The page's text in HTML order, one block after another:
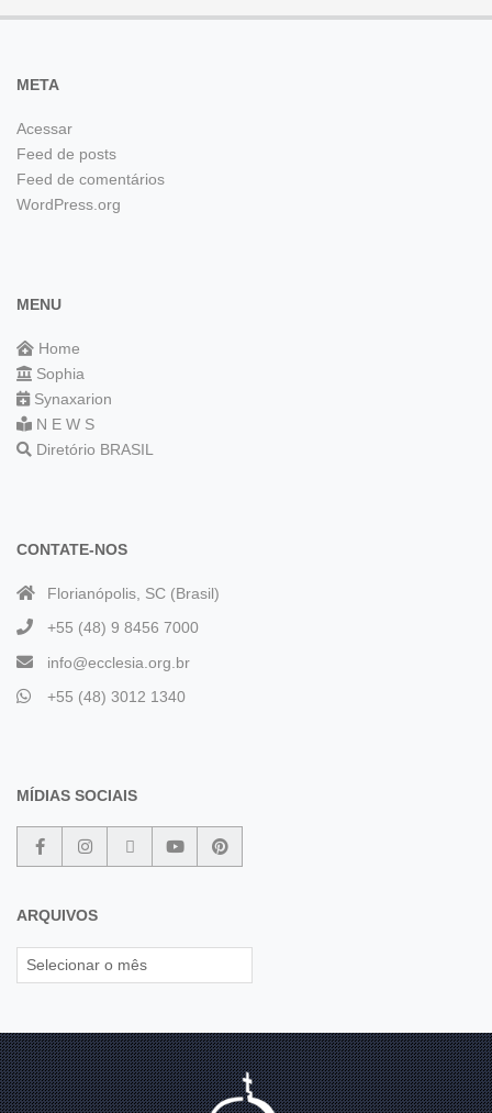
META
Acessar
Feed de posts
Feed de comentários
WordPress.org
MENU
Home
Sophia
Synaxarion
N E W S
Diretório BRASIL
CONTATE-NOS
Florianópolis, SC (Brasil)
+55 (48) 9 8456 7000
info@ecclesia.org.br
+55 (48) 3012 1340
MÍDIAS SOCIAIS
ARQUIVOS